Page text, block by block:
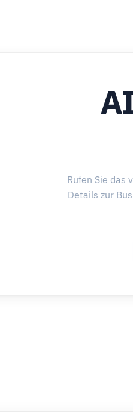
Rufen Sie das
Details zur